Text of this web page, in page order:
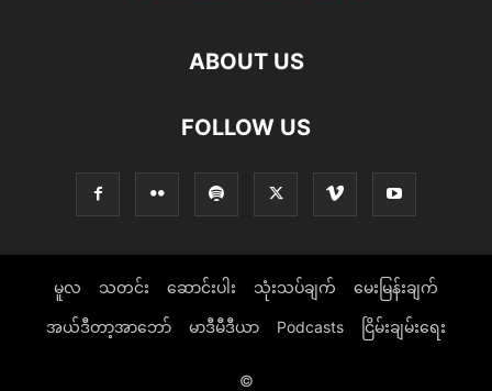
ABOUT US
FOLLOW US
မူလ သတင်း ဆောင်းပါး သုံးသပ်ချက် မေးမြန်းချက်
အယ်ဒီတာ့အာဘော် မာဒီမီဒီယာ Podcasts ငြိမ်းချမ်းရေး
©